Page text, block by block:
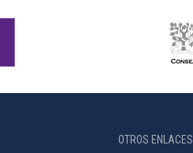
OTROS ENLACES